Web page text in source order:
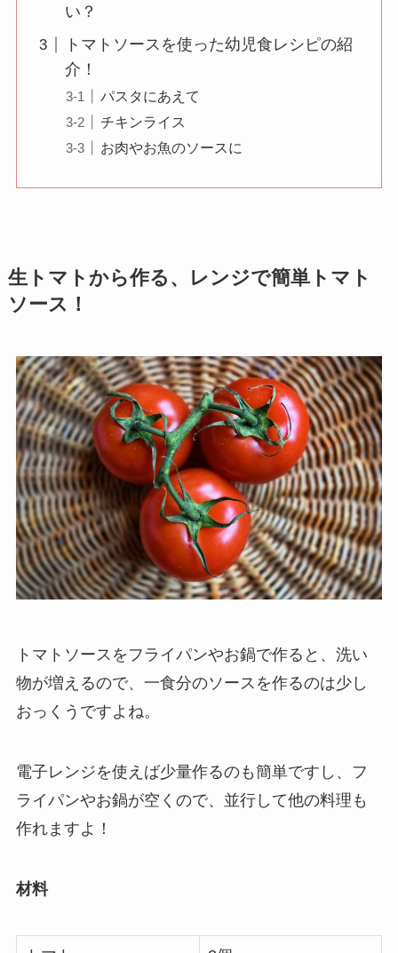
い？
トマトソースを使った幼児食レシピの紹
介！
パスタにあえて
チキンライス
お肉やお魚のソースに
生トマトから作る、レンジで簡単トマト
ソース！
トマトソースをフライパンやお鍋で作ると、洗い
物が増えるので、一食分のソースを作るのは少し
おっくうですよね。
電子レンジを使えば少量作るのも簡単ですし、フ
ライパンやお鍋が空くので、並行して他の料理も
作れますよ！
材料